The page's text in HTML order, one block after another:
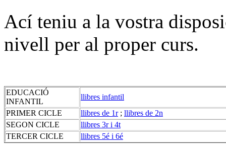
Ací teniu a la vostra
nivell per al proper curs.
EDUCACIÓ
INFANTIL
llibres infantil
PRIMER CICLE
llibres de 1r; llibres de 2n
SEGON CICLE
llibres 3r i 4t
TERCER CICLE
llibres 5é i 6é